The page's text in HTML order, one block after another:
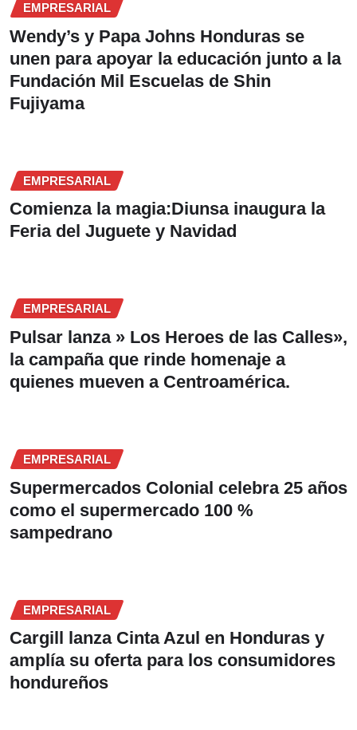
EMPRESARIAL
Wendy’s y Papa Johns Honduras se
unen para apoyar la educación junto a la
Fundación Mil Escuelas de Shin
Fujiyama
EMPRESARIAL
Comienza la magia:Diunsa inaugura la
Feria del Juguete y Navidad
EMPRESARIAL
Pulsar lanza » Los Heroes de las Calles»,
la campaña que rinde homenaje a
quienes mueven a Centroamérica.
EMPRESARIAL
Supermercados Colonial celebra 25 años
como el supermercado 100 %
sampedrano
EMPRESARIAL
Cargill lanza Cinta Azul en Honduras y
amplía su oferta para los consumidores
hondureños